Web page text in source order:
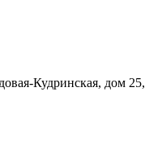
Кудринская, дом 25,